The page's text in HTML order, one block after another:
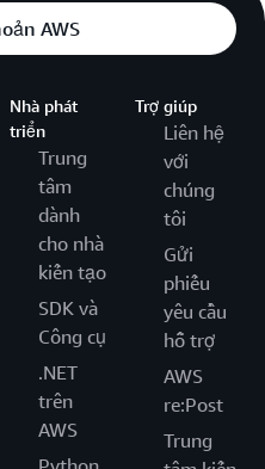
AWS
Nhà phát
triển
Trung
tâm
dành
cho nhà
kiến tạo
SDK và
Công cụ
.NET
trên
AWS
Trợ giúp
Liên hệ
với
chúng
tôi
Gửi
phiếu
yêu cầu
hỗ trợ
AWS
re:Post
Trung